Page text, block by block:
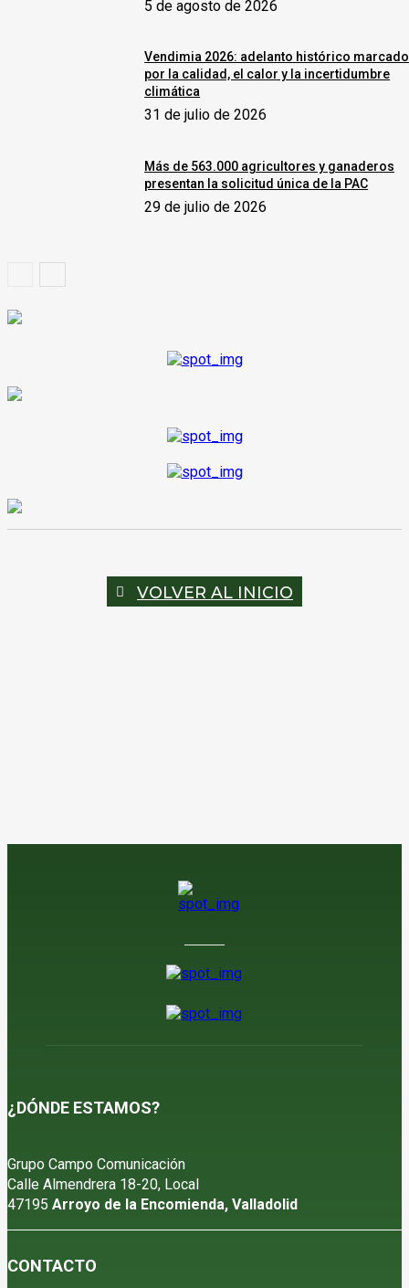
5 de agosto de 2026
Vendimia 2026: adelanto histórico marcado
por la calidad, el calor y la incertidumbre
climática
31 de julio de 2026
Más de 563.000 agricultores y ganaderos
presentan la solicitud única de la PAC
29 de julio de 2026
VOLVER AL INICIO
¿DÓNDE ESTAMOS?
Grupo Campo Comunicación
Calle Almendrera 18-20, Local
47195 Arroyo de la Encomienda, Valladolid
CONTACTO